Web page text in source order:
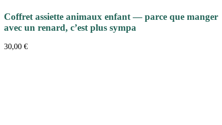
Coffret assiette animaux enfant — parce que manger
avec un renard, c’est plus sympa
30,00 €